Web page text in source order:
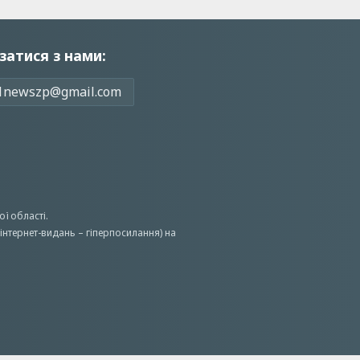
з нами:
області.
видань – гіперпосилання) на